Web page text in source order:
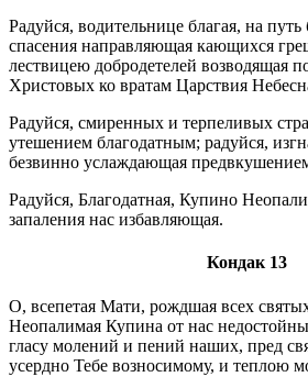
Радуйся, водительнице благая, на
спасения направляющая кающихся
лествицею добродетелей возводящая
Христовых ко вратам Царствия
Радуйся, смиренных и терпеливых
утешением благодатным; радуйся,
безвинно услаждающая
Радуйся, Благодатная, Купино
запаления нас избавляющая.
Кондак 13
О, всепетая Мати, рождшая всех
Неопалимая Купина от нас
гласу молений и пений наших, пред
усердно Тебе возносимому, и теплою